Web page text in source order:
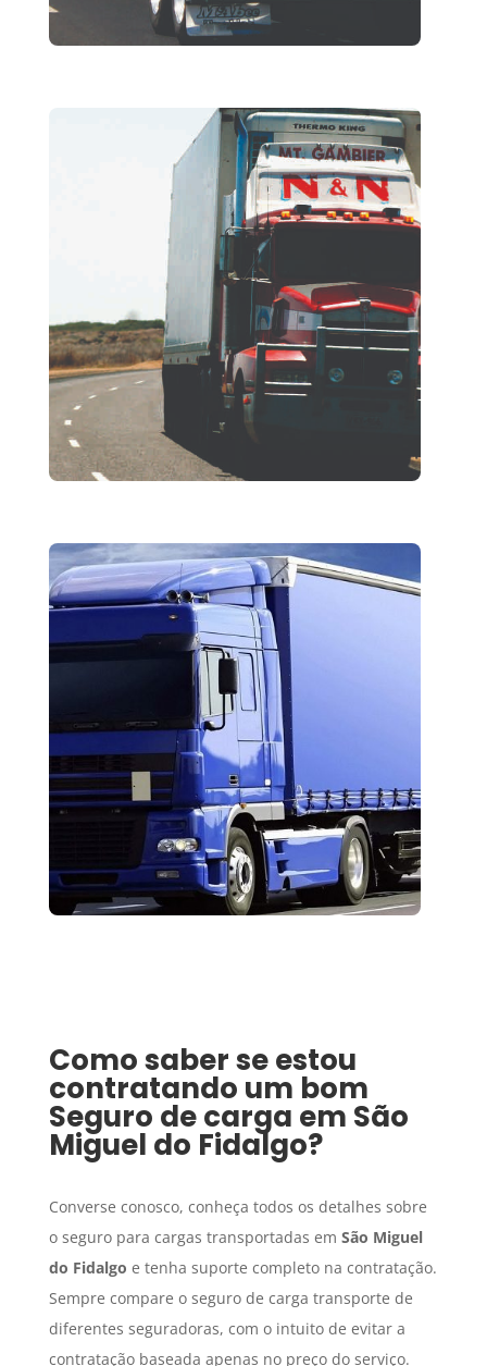
Como saber se estou
contratando um bom
Seguro de carga em São
Miguel do Fidalgo?
Converse conosco, conheça todos os detalhes sobre
o seguro para cargas transportadas em São Miguel
do Fidalgo e tenha suporte completo na contratação.
Sempre compare o seguro de carga transporte de
diferentes seguradoras, com o intuito de evitar a
contratação baseada apenas no preço do serviço.